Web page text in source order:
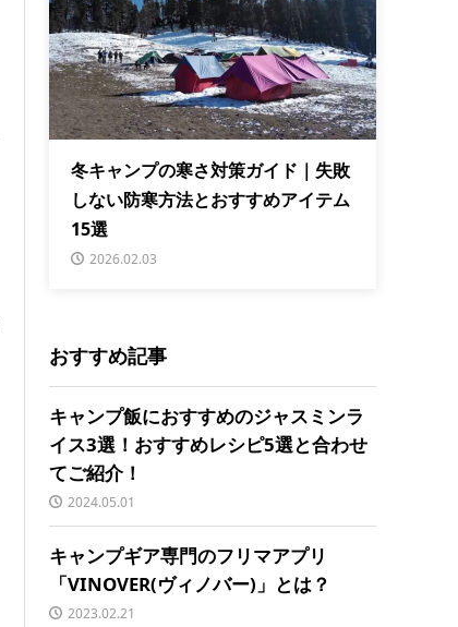
冬キャンプの寒さ対策ガイド｜失敗
しない防寒方法とおすすめアイテム
15選
2026.02.03
おすすめ記事
キャンプ飯におすすめのジャスミンラ
イス3選！おすすめレシピ5選と合わせ
てご紹介！
2024.05.01
キャンプギア専門のフリマアプリ
「VINOVER(ヴィノバー)」とは？
2023.02.21